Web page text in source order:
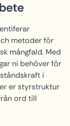
metoder för
mångfald. Med
ni behöver för
i
er styrstruktur
ord till